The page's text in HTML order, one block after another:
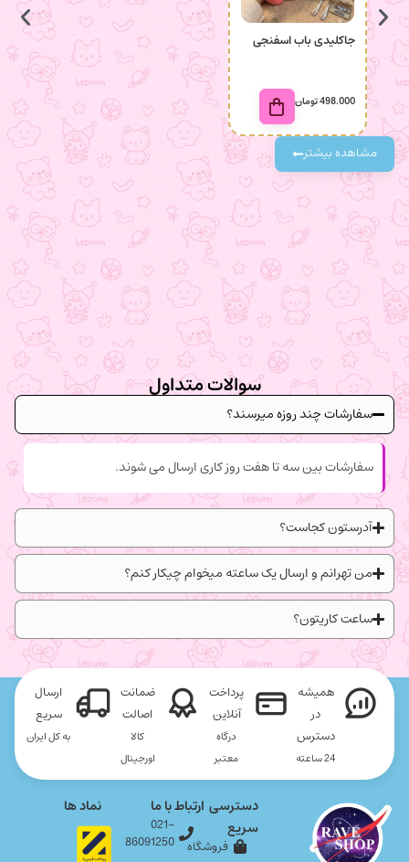
جاکلیدی باب اسفنجی
498.000تومان
مشاهده بیشتر
سوالات متداول
سفارشات چند روزه میرسند؟
سفارشات بین سه تا هفت روز کاری ارسال می شوند.
آدرستون کجاست؟
من تهرانم و ارسال یک ساعته میخوام چیکار کنم؟
ساعت کاریتون؟
همیشه
در
دسترس
24 ساعته
پرداخت
آنلاین
درگاه
معتبر
ضمانت
اصالت
کالا
اورجینال
ارسال
سریع
به کل ایران
دسترسی
سریع
فروشگاه
ارتباط با ما
021-
86091250
نماد ها